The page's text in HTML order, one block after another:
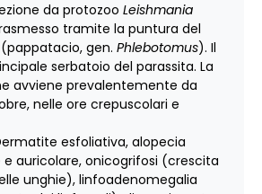
da protozoo Leishmania
tramite la puntura del
gen. Phlebotomus). Il
serbatoio del parassita. La
avviene prevalentemente da
nelle ore crepuscolari e
esfoliativa, alopecia
e auricolare, onicogrifosi (crescita
unghie), linfoadenomegalia